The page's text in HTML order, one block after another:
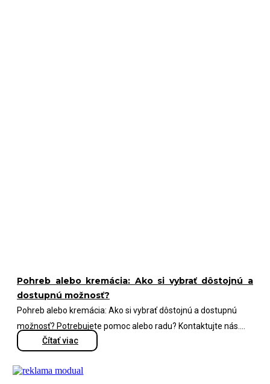
Pohreb alebo kremácia: Ako si vybrať dôstojnú a
dostupnú možnosť?
Pohreb alebo kremácia: Ako si vybrať dôstojnú a dostupnú
možnosť? Potrebujete pomoc alebo radu? Kontaktujte nás....
Čítať viac